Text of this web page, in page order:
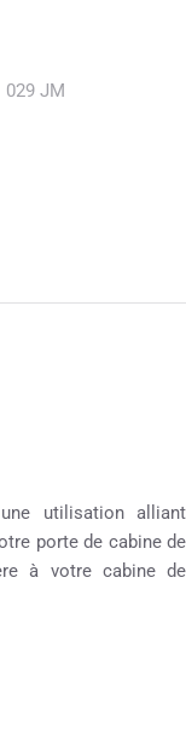
029 JM
utilisation alliant
porte de cabine de
à votre cabine de